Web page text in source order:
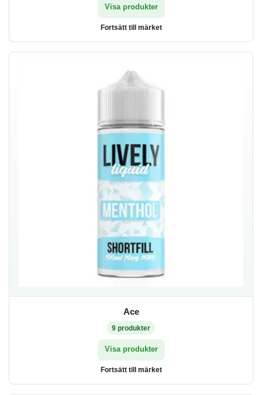
Visa produkter
Fortsätt till märket
Ace
9 produkter
Visa produkter
Fortsätt till märket